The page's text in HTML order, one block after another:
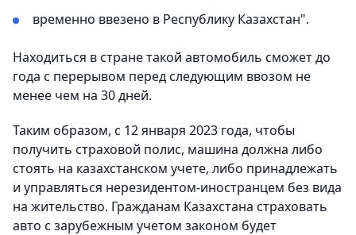
временно ввезено в Республику Казахстан".
Находиться в стране такой автомобиль сможет до
года с перерывом перед следующим ввозом не
менее чем на 30 дней.
Таким образом, с 12 января 2023 года, чтобы
получить страховой полис, машина должна либо
стоять на казахстанском учете, либо принадлежать
и управляться нерезидентом-иностранцем без вида
на жительство. Гражданам Казахстана страховать
авто с зарубежным учетом законом будет